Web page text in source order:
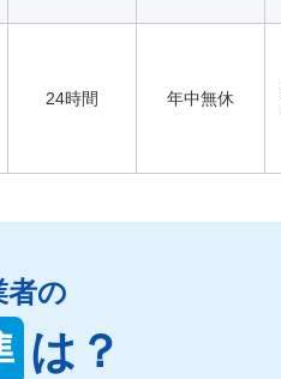
24時間 年中無休
者の
は？